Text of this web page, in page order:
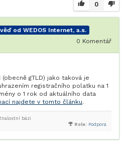
0
od WEDOS Internet, a.s.
0 Komentář
gTLD) jako taková je
registračního polatku na 1
o 1 rok od aktuálního data
najdete v tomto článku.
Role: Podpora
bázi